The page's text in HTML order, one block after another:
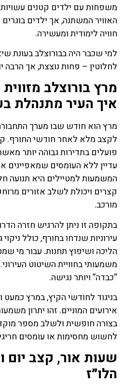
משפחות עם ילדים קטנים
האוויר המשתנה, אך ילדים
חוויה לימודית ומעשירה.
למי שכבר היה בבורוצלב בעונת
לחלוטין – פחות נוצצת, אך הרבה
מרץ בורוצלב
איך העיר מתנהלת
מרץ הוא חודש שבו מערך
לקצב מלא לאחר חודשי החורף.
פועלים בתדירות גבוהה יותר
עדיין ללא העומסים שמאפיינים
המשמעות למטיילים היא תנועה
קצרים ויכולת לשלב אזורים
מורכב.
בתקופה זו ניתן להרגיש חזרה
עירוניות שנדחו בחורף, כולל
הליכה ושיפוץ תחנות. עבור מי
משמעותי בחוויית השיטוט
“כבדה” ויותר נגישה.
בניגוד לחודשי הקיץ, במרץ כמעט
אירועים המוניים. זהו יתרון
בצורה חופשית ולשלב מספר
לחשוש מחסימות או עומסים
שעות אור, קצב יום
הלו״ז